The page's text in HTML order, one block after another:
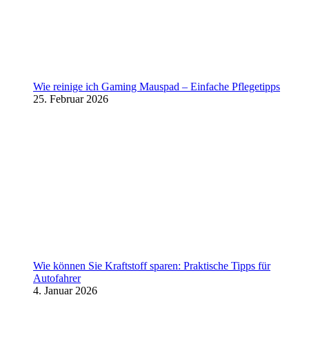
Wie reinige ich Gaming Mauspad – Einfache Pflegetipps
25. Februar 2026
Wie können Sie Kraftstoff sparen: Praktische Tipps für
Autofahrer
4. Januar 2026